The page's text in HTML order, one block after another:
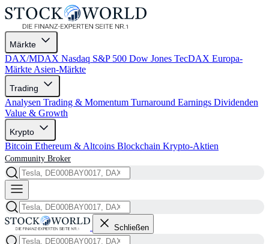
Märkte
DAX/MDAX Nasdaq S&P 500 Dow Jones TecDAX Europa-
Märkte Asien-Märkte
Trading
Analysen Trading & Momentum Turnaround Earnings Dividenden
Value & Growth
Krypto
Bitcoin Ethereum & Altcoins Blockchain Krypto-Aktien
Community Broker
Schließen